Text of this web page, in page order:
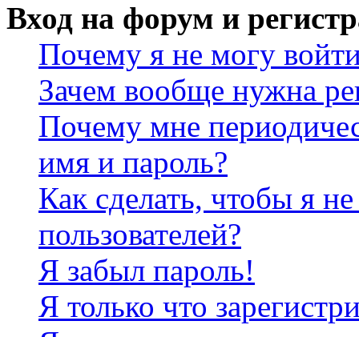
Вход на форум и
Почему я не могу
Зачем вообще нужна
Почему мне
имя и пароль?
Как сделать, чтобы я
пользователей?
Я забыл пароль!
Я только что